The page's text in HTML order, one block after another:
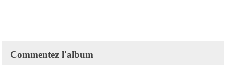
Commentez l'album